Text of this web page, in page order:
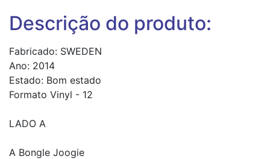
Descrição do produto:
Fabricado: SWEDEN
Ano: 2014
Estado: Bom estado
Formato Vinyl - 12
LADO A
A Bongle Joogie